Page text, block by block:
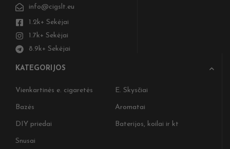
info@cigslt.eu
1.2k+ Sekėjai
1.7k+ Sekėjai
8.9k+ Sekėjai
KATEGORIJOS
Vienkartinės e. cigaretės E. Skysčiai
Bazės Aromatai
DIY priedai Baterijos, koilai ir kt
Snusai